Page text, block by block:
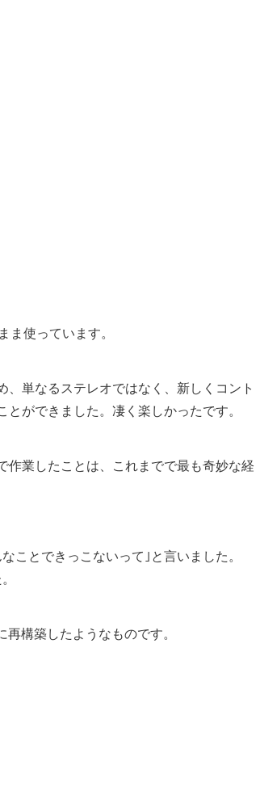
使っています。
単なるステレオではなく、新しくコント
ができました。凄く楽しかったです。
作業したことは、これまでで最も奇妙な経
ことできっこないって｣と言いました。
構築したようなものです。